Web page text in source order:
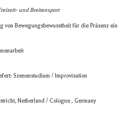
und Breitensport
von Bewe­gungs­be­wusst­heit für die Prä­senz
Sze­nen­stu­dium / Improvisation
Nether­land / Colo­gne , Germany